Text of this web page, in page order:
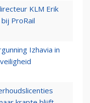
KLM Erik
ProRail
Izhavia in